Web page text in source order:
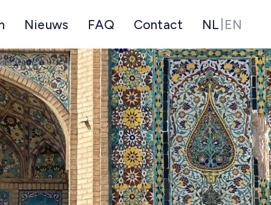
Nieuws FAQ Contact NL EN